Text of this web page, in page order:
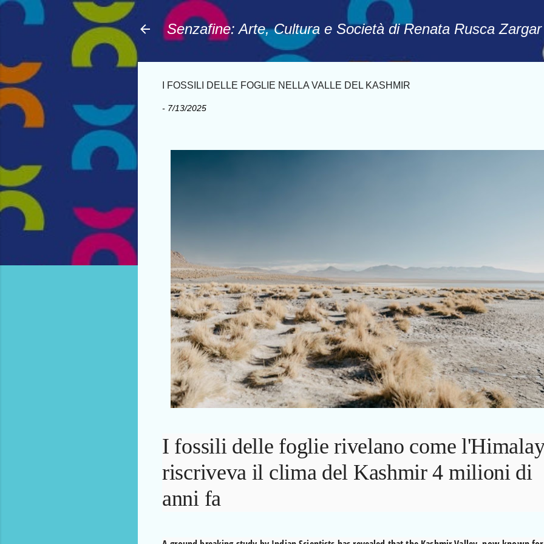
Senzafine: Arte, Cultura e Società di Renata Rusca Zargar
I FOSSILI DELLE FOGLIE NELLA VALLE DEL KASHMIR
- 7/13/2025
I fossili delle foglie rivelano come
riscriveva il clima del Kashmir 4 milioni di
anni fa